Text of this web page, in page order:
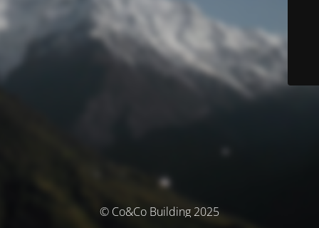
© Co&Co Building 2025